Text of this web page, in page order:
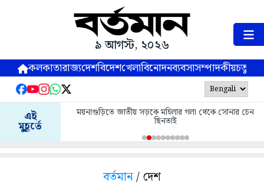
৯ আগস্ট, ২০২৬
কলকাতারাজ্যদেশবিদেশখেলাবিনোদনব্যবসাসম্পাদকীয়
এই
মুহূর্তে
ময়নাগুড়িতে জাতীয় সড়কে মহিলার গলা থেকে সোনার চেন
ছিনতাই
বর্তমান/ দেশ